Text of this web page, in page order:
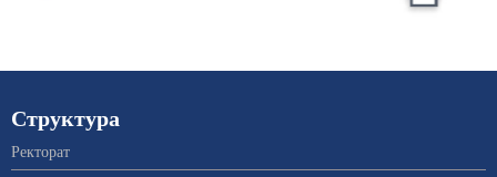
Структура
Ректорат